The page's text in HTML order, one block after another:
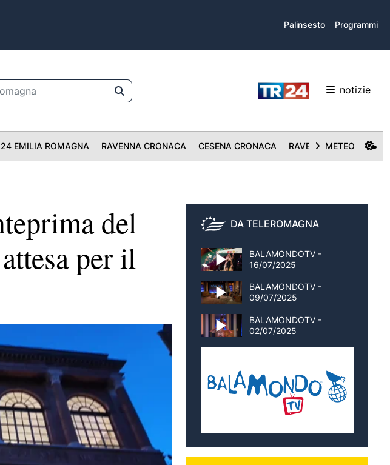
Palinsesto Programmi
notizie
EMILIA ROMAGNA RAVENNA CRONACA CESENA CRONACA RAVENNA CRONACA
METEO
del
per il
DA TELEROMAGNA
BALAMONDOTV -
16/07/2025
BALAMONDOTV -
09/07/2025
BALAMONDOTV -
02/07/2025